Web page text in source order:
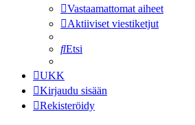
Vastaamattomat aiheet
Aktiiviset viestiketjut
Etsi
UKK
Kirjaudu sisään
Rekisteröidy